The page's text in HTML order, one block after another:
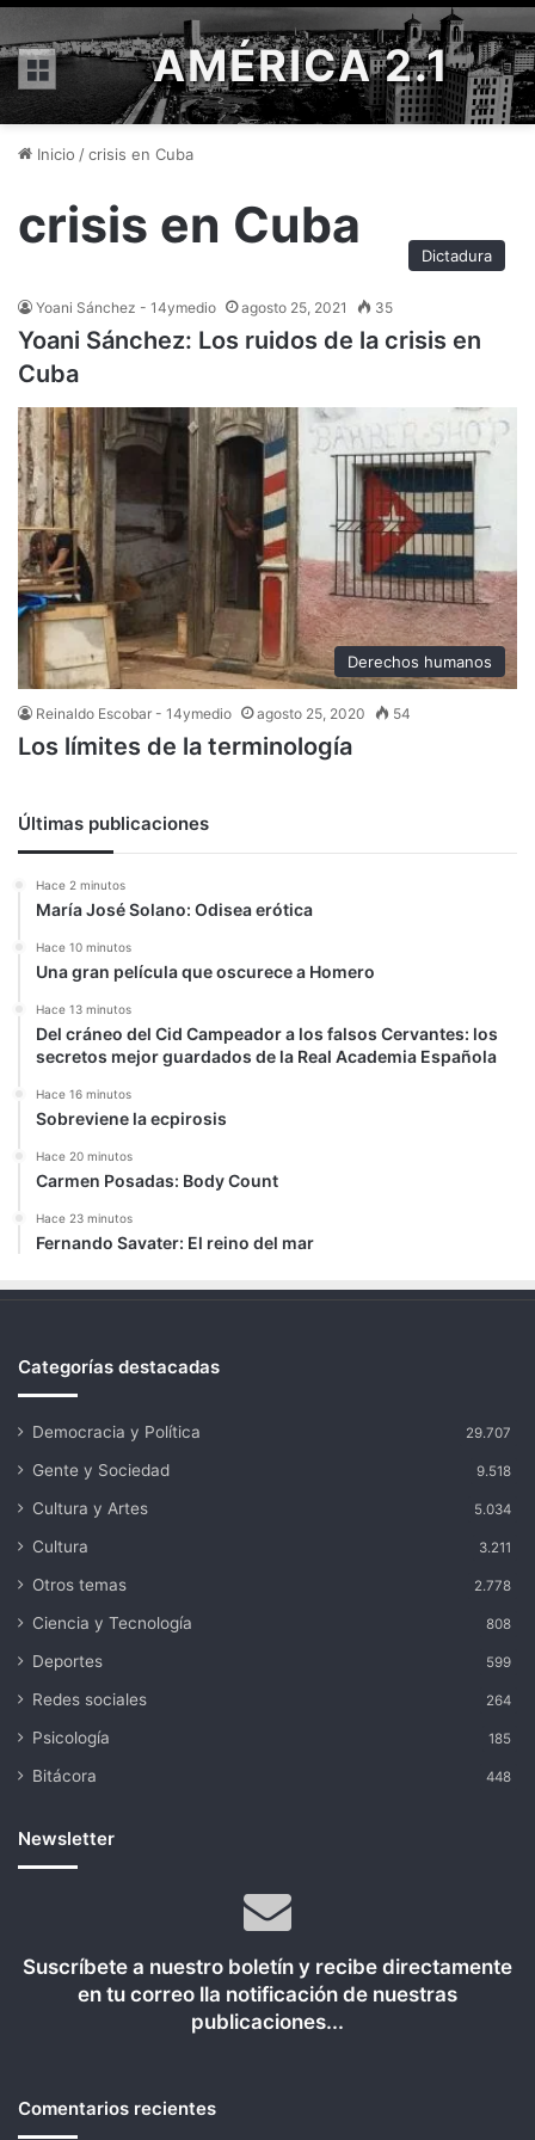
Menú AMÉRICA 2.1
Inicio /crisis en Cuba
crisis en Cuba
Dictadura
Yoani Sánchez - 14ymedio agosto 25, 2021 35
Yoani Sánchez: Los ruidos de la crisis en
Cuba
Derechos humanos
Reinaldo Escobar - 14ymedio agosto 25, 2020 54
Los límites de la terminología
Últimas publicaciones
Hace 2 minutos
María José Solano: Odisea erótica
Hace 10 minutos
Una gran película que oscurece a Homero
Hace 13 minutos
Del cráneo del Cid Campeador a los falsos Cervantes: los
secretos mejor guardados de la Real Academia Española
Hace 16 minutos
Sobreviene la ecpirosis
Hace 20 minutos
Carmen Posadas: Body Count
Hace 23 minutos
Fernando Savater: El reino del mar
Categorías destacadas
Democracia y Política 29.707
Gente y Sociedad 9.518
Cultura y Artes 5.034
Cultura 3.211
Otros temas 2.778
Ciencia y Tecnología 808
Deportes 599
Redes sociales 264
Psicología 185
Bitácora 448
Newsletter
Suscríbete a nuestro boletín y recibe directamente
en tu correo lla notificación de nuestras
publicaciones...
Comentarios recientes